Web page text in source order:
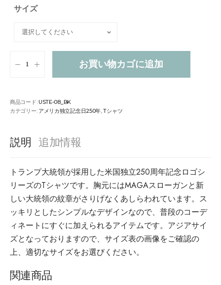
サイズ
お買い物カゴに追加
商品コード:USTE-08_BK
カテゴリー: アメリカ独立記念日250年 ,Tシャツ
説明 追加情報
トランプ大統領が採用した米国独立250周年記念ロゴシ
リーズのTシャツです。胸元にはMAGAスローガンと新
しい大統領の紋章がさりげなくあしらわれています。ス
ッキリとしたシンプルなデザインなので、普段のコーデ
ィネートにすぐに加えられるアイテムです。アジアサイ
ズとなっておりますので、サイズ表の画像をご確認の
上、適切なサイズをお選びください。
関連商品